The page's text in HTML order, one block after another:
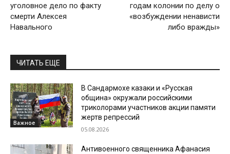
уголовное дело по факту
смерти Алексея
Навального
годам колонии по делу о
«возбуждении ненависти
либо вражды»
ЧИТАТЬ ЕЩЕ
Важное
В Сандармохе казаки и «Русская
община» окружали российскими
триколорами участников акции памяти
жертв репрессий
05.08.2026
Антивоенного священника Афанасия